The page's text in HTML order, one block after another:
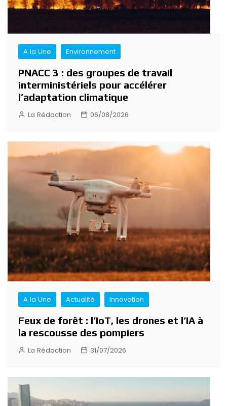
A la Une Environnement
PNACC 3 : des groupes de travail
interministériels pour accélérer
l’adaptation climatique
La Rédaction 06/08/2026
A la Une Actualité Innovation
Feux de forêt : l’IoT, les drones et l’IA à
la rescousse des pompiers
La Rédaction 31/07/2026